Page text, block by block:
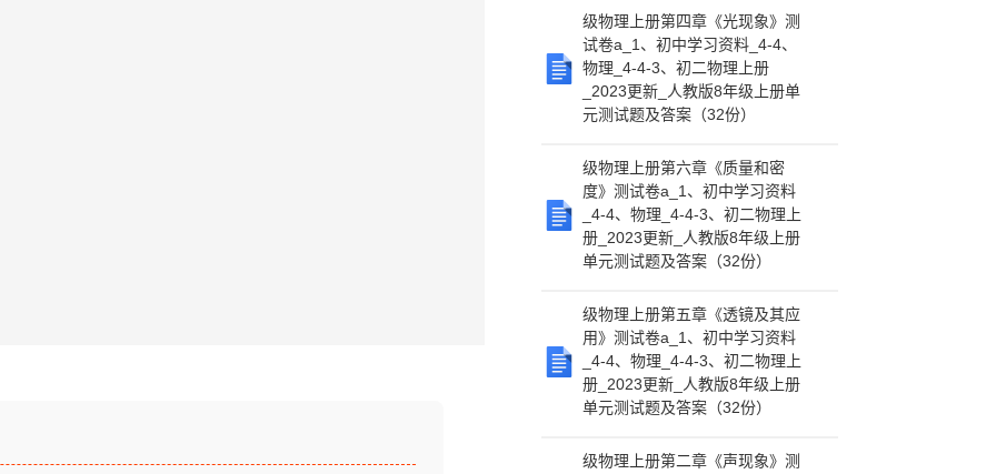
级物理上册第四章《光现象》测
试卷a_1、初中学习资料_4-4、
物理_4-4-3、初二物理上册
_2023更新_人教版8年级上册单
元测试题及答案（32份）
级物理上册第六章《质量和密
度》测试卷a_1、初中学习资料
_4-4、物理_4-4-3、初二物理上
册_2023更新_人教版8年级上册
单元测试题及答案（32份）
级物理上册第五章《透镜及其应
用》测试卷a_1、初中学习资料
_4-4、物理_4-4-3、初二物理上
册_2023更新_人教版8年级上册
单元测试题及答案（32份）
级物理上册第二章《声现象》测